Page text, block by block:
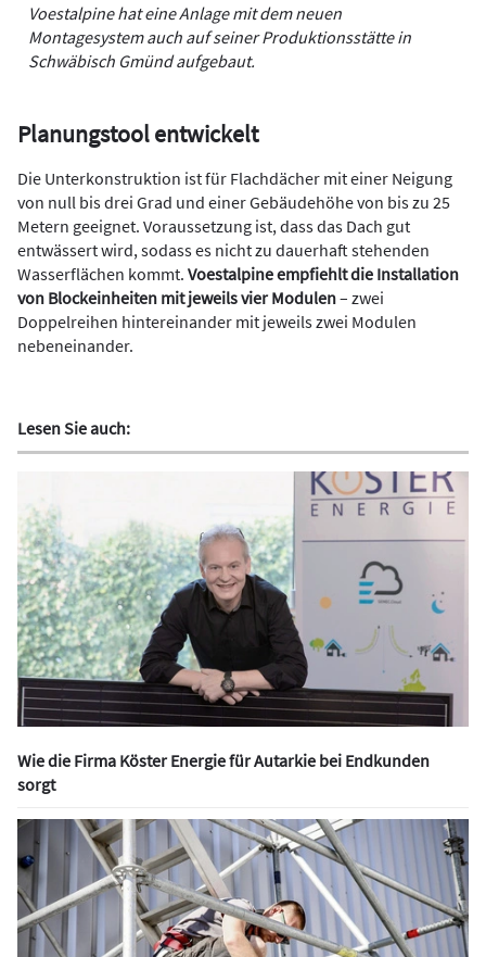
Voestalpine hat eine Anlage mit dem neuen
Montagesystem auch auf seiner ­Produktionsstätte in
Schwäbisch Gmünd aufgebaut.
Planungstool entwickelt
Die Unterkonstruktion ist für Flachdächer mit einer Neigung
von null bis drei Grad und einer Gebäudehöhe von bis zu 25
Metern geeignet. Voraussetzung ist, dass das Dach gut
entwässert wird, sodass es nicht zu dauerhaft stehenden
Wasserflächen kommt. Voestalpine empfiehlt die Installation
von Blockeinheiten mit jeweils vier Modulen– zwei
Doppelreihen hintereinander mit jeweils zwei Modulen
nebeneinander.
Lesen Sie auch:
Wie die Firma Köster Energie für Autarkie bei Endkunden
sorgt